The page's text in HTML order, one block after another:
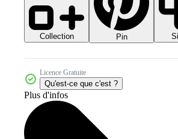
Collection Pin
Licence Gratuite
Qu'est-ce que c'est ?
Plus d'infos